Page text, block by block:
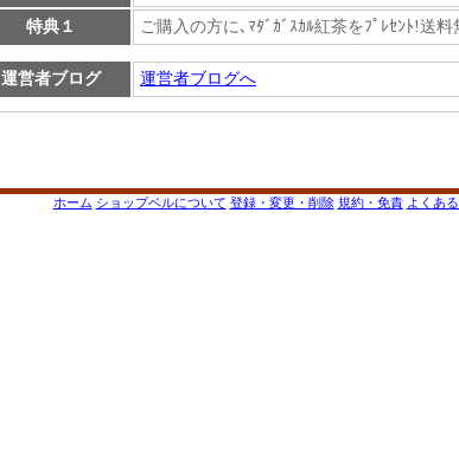
特典１ ご購入の方に､ﾏﾀﾞｶﾞｽｶﾙ紅茶をﾌﾟﾚｾﾝﾄ!送料
運営者ブログ 運営者ブログへ
ホーム ショップベルについて 登録・変更・削除 規約・免責 よくあ